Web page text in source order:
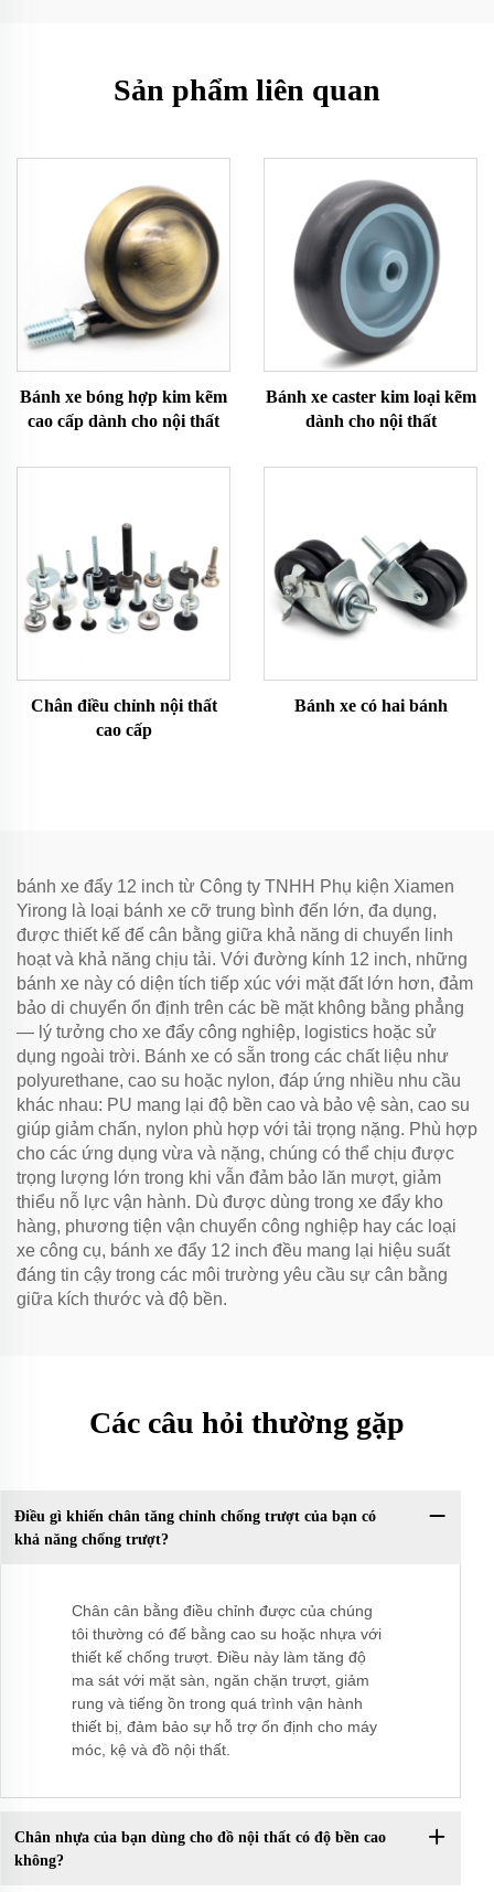
Sản phẩm liên quan
Bánh xe bóng hợp kim kẽm
cao cấp dành cho nội thất
Bánh xe caster kim loại kẽm
dành cho nội thất
Chân điều chỉnh nội thất
cao cấp
Bánh xe có hai bánh
bánh xe đẩy 12 inch từ Công ty TNHH Phụ kiện Xiamen
Yirong là loại bánh xe cỡ trung bình đến lớn, đa dụng,
được thiết kế để cân bằng giữa khả năng di chuyển linh
hoạt và khả năng chịu tải. Với đường kính 12 inch, những
bánh xe này có diện tích tiếp xúc với mặt đất lớn hơn, đảm
bảo di chuyển ổn định trên các bề mặt không bằng phẳng
— lý tưởng cho xe đẩy công nghiệp, logistics hoặc sử
dụng ngoài trời. Bánh xe có sẵn trong các chất liệu như
polyurethane, cao su hoặc nylon, đáp ứng nhiều nhu cầu
khác nhau: PU mang lại độ bền cao và bảo vệ sàn, cao su
giúp giảm chấn, nylon phù hợp với tải trọng nặng. Phù hợp
cho các ứng dụng vừa và nặng, chúng có thể chịu được
trọng lượng lớn trong khi vẫn đảm bảo lăn mượt, giảm
thiểu nỗ lực vận hành. Dù được dùng trong xe đẩy kho
hàng, phương tiện vận chuyển công nghiệp hay các loại
xe công cụ, bánh xe đẩy 12 inch đều mang lại hiệu suất
đáng tin cậy trong các môi trường yêu cầu sự cân bằng
giữa kích thước và độ bền.
Các câu hỏi thường gặp
Điều gì khiến chân tăng chỉnh chống trượt của bạn có
khả năng chống trượt?
Chân cân bằng điều chỉnh được của chúng
tôi thường có đế bằng cao su hoặc nhựa với
thiết kế chống trượt. Điều này làm tăng độ
ma sát với mặt sàn, ngăn chặn trượt, giảm
rung và tiếng ồn trong quá trình vận hành
thiết bị, đảm bảo sự hỗ trợ ổn định cho máy
móc, kệ và đồ nội thất.
Chân nhựa của bạn dùng cho đồ nội thất có độ bền cao
không?